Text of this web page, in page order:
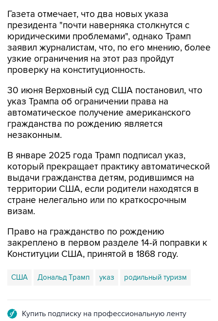
Газета отмечает, что два новых указа
президента "почти наверняка столкнутся с
юридическими проблемами", однако Трамп
заявил журналистам, что, по его мнению, более
узкие ограничения на этот раз пройдут
проверку на конституционность.
30 июня Верховный суд США постановил, что
указ Трампа об ограничении права на
автоматическое получение американского
гражданства по рождению является
незаконным.
В январе 2025 года Трамп подписал указ,
который прекращает практику автоматической
выдачи гражданства детям, родившимся на
территории США, если родители находятся в
стране нелегально или по краткосрочным
визам.
Право на гражданство по рождению
закреплено в первом разделе 14-й поправки к
Конституции США, принятой в 1868 году.
США Дональд Трамп указ родильный туризм
Купить подписку на профессиональную ленту